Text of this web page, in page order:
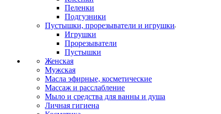
Пеленки
Подгузники
Пустышки, прорезыватели и игрушки
Игрушки
Прорезыватели
Пустышки
Женская
Мужская
Масла эфирные, косметические
Массаж и расслабление
Мыло и средства для ванны и душа
Личная гигиена